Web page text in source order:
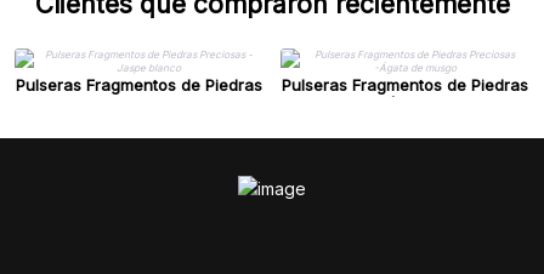
Pulseras Fragmentos de Piedras
Pulseras Fragmentos de Piedras